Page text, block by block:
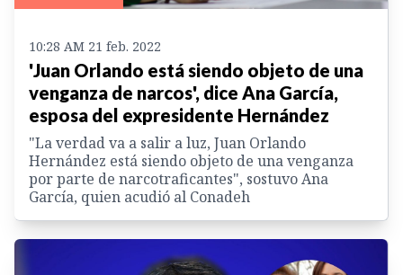
10:28 AM 21 feb. 2022
'Juan Orlando está siendo objeto de una
venganza de narcos', dice Ana García,
esposa del expresidente Hernández
"La verdad va a salir a luz, Juan Orlando
Hernández está siendo objeto de una venganza
por parte de narcotraficantes", sostuvo Ana
García, quien acudió al Conadeh